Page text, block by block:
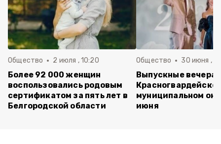
Общество 2 июля , 10:20
Более 92 000 женщин
воспользовались родовым
сертификатом за пять лет в
Белгородской области
Общество 30 июня ,
Выпускные вечера
муниципальном
июня